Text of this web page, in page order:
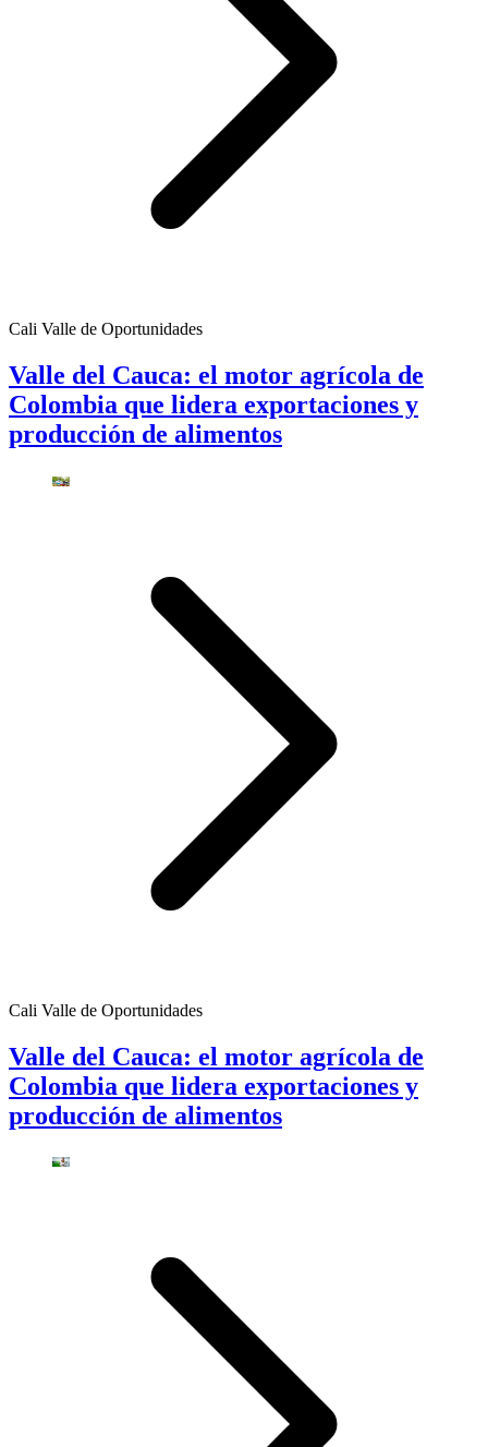
Cali Valle de Oportunidades
Valle del Cauca: el motor agrícola de
Colombia que lidera exportaciones y
producción de alimentos
Cali Valle de Oportunidades
Valle del Cauca: el motor agrícola de
Colombia que lidera exportaciones y
producción de alimentos